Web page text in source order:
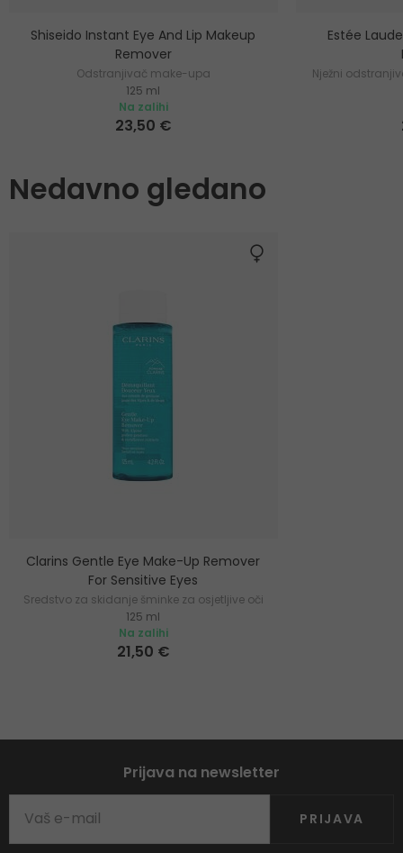
Shiseido Instant Eye And Lip Makeup
Remover
Odstranjivač make-upa
125 ml
Na zalihi
23,50 €
Estée
Nježni
Nedavno gledano
Clarins Gentle Eye Make-Up Remover
For Sensitive Eyes
Sredstvo za skidanje šminke za osjetljive oči
125 ml
Na zalihi
21,50 €
Prijava na newsletter
PRIJAVA